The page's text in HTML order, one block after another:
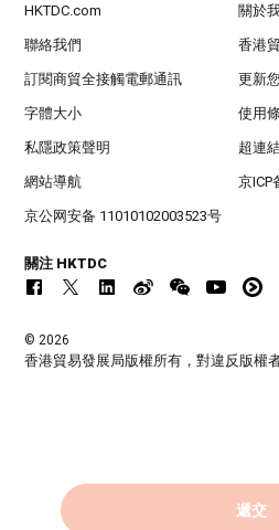
遞交
HKTDC.com 關於
聯絡我們 香港
訂閱商貿全接觸電郵通訊 更新
字體大小 使用
私隱政策聲明 超連
網站導航 京ICP
京公网安备 11010102003523号
關注 HKTDC
© 2026
香港貿易發展局版權所有，對違反版權